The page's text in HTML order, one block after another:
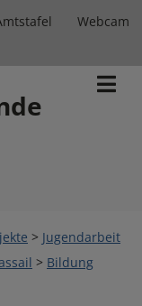
Webcam
> Jugendarbeit
> Bildung